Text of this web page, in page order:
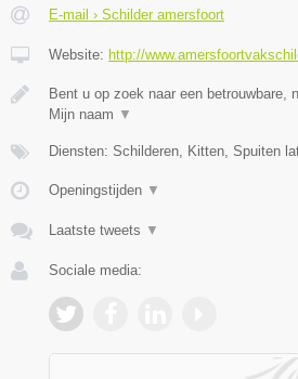
E-mail › Schilder amersfoort
Website: http://
Bent u op zoek naar een betrouwbare,
Mijn naam ▼
Diensten: Schilderen, Kitten, Spuiten
Openingstijden ▼
Laatste tweets ▼
Sociale media: